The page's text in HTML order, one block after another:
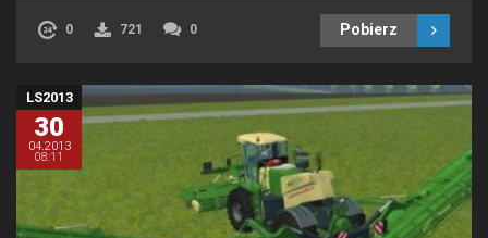
0 721 0 Pobierz
LS2013
30
04.2013
08:11